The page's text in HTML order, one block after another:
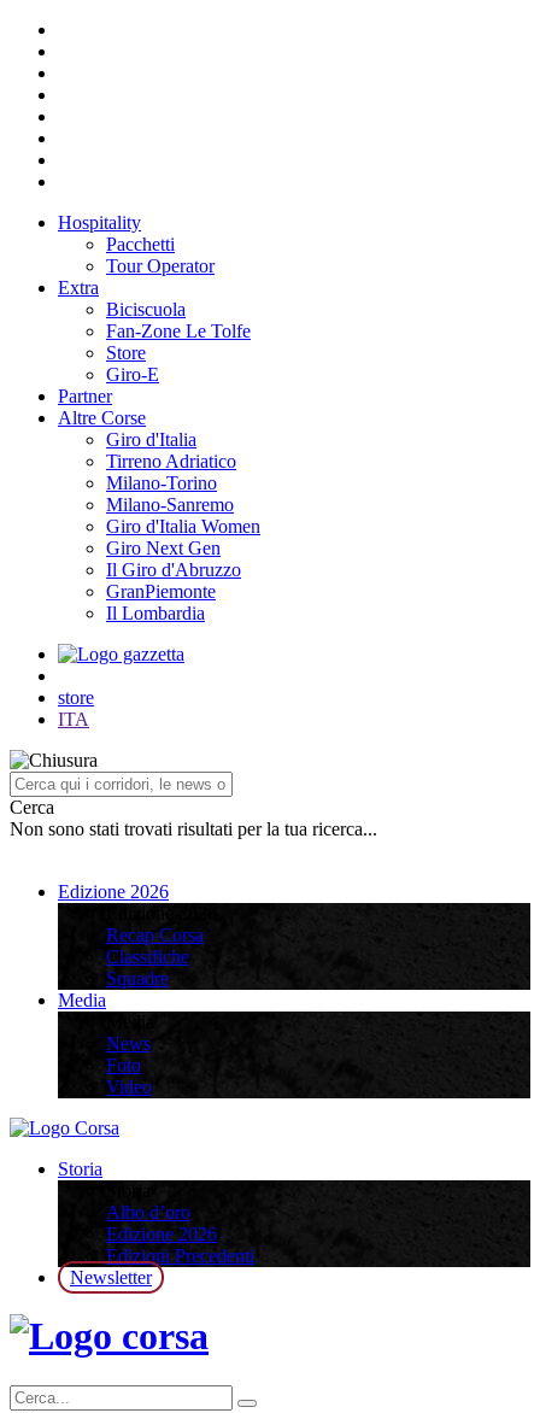
Hospitality
Pacchetti
Tour Operator
Extra
Biciscuola
Fan-Zone Le Tolfe
Store
Giro-E
Partner
Altre Corse
Giro d'Italia
Tirreno Adriatico
Milano-Torino
Milano-Sanremo
Giro d'Italia Women
Giro Next Gen
Il Giro d'Abruzzo
GranPiemonte
Il Lombardia
store
ITA
Cerca
Non sono stati trovati risultati per la tua ricerca...
Edizione 2026
Recap Corsa
Classifiche
Squadre
Media
News
Foto
Video
Storia
Albo d’oro
Edizione 2026
Edizioni Precedenti
Newsletter